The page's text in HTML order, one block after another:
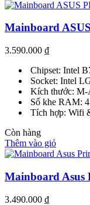
Mainboard
3.590.000 ₫
Chipset: Intel
Socket: Intel
Kích thước:
Số khe RAM:
Tích hợp: Wifi
Còn hàng
Thêm vào giỏ
Mainboard Asus
3.490.000 ₫